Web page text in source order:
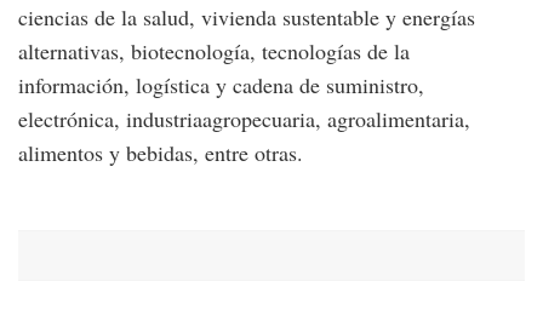
ciencias de la salud, vivienda sustentable y energías
alternativas, biotecnología, tecnologías de la
información, logística y cadena de suministro,
electrónica, industriaagropecuaria, agroalimentaria,
alimentos y bebidas, entre otras.